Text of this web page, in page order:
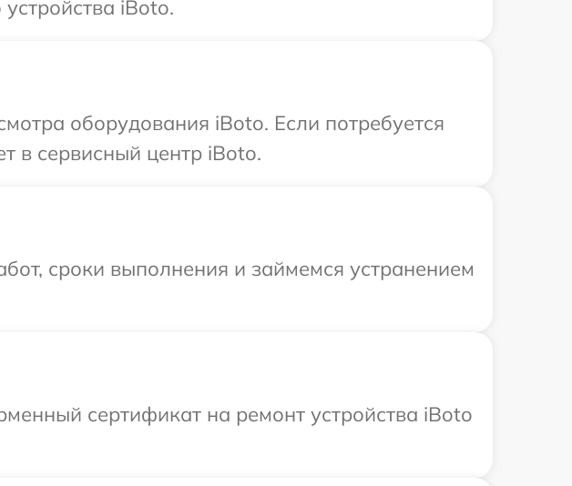
iBoto.
оборудования iBoto. Если потребуется
в сервисный центр iBoto.
сроки выполнения и займемся устранением
сертификат на ремонт устройства iBoto